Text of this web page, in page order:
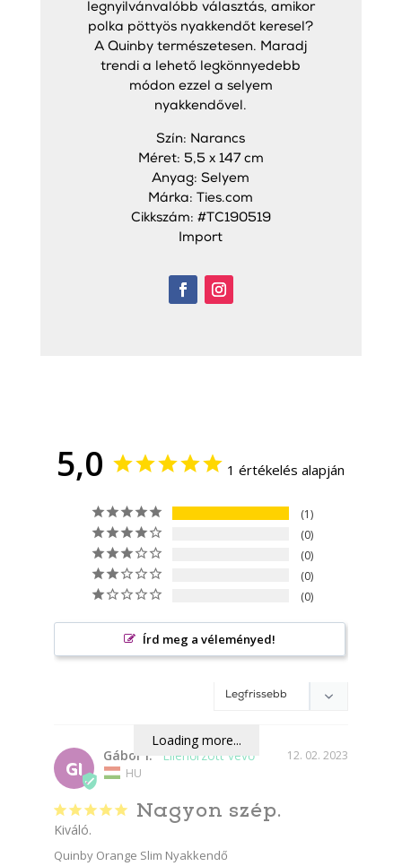
legnyilvánvalóbb választás, amikor
polka pöttyös nyakkendőt keresel?
A Quinby természetesen. Maradj
trendi a lehető legkönnyedebb
módon ezzel a selyem
nyakkendővel.
Szín: Narancs
Méret: 5,5 x 147 cm
Anyag: Selyem
Márka: Ties.com
Cikkszám: #TC190519
Import
5,0 1 értékelés alapján
1
0
0
0
0
Írd meg a véleményed!
Loading more...
GI
12. 02. 2023
Gábor i.
HU
Nagyon szép.
Kiváló.
Quinby Orange Slim Nyakkendő